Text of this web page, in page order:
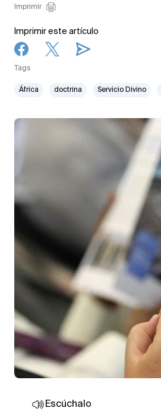
Imprimir
Imprimir este artículo
Tags
África doctrina Servicio Divino
Escúchalo